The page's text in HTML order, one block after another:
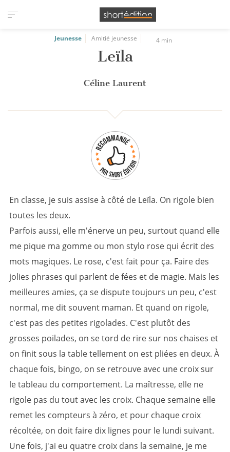
Panneau de gestion des cookies
Jeunesse Amitié jeunesse 4 min
Leïla
Céline Laurent
En classe, je suis assise à côté de Leïla. On rigole bien
toutes les deux.
Parfois aussi, elle m'énerve un peu, surtout quand elle
me pique ma gomme ou mon stylo rose qui écrit des
mots magiques. Le rose, c'est fait pour ça. Faire des
jolies phrases qui parlent de fées et de magie. Mais les
meilleures amies, ça se dispute toujours un peu, c'est
normal, me dit souvent maman. Et quand on rigole,
c'est pas des petites rigolades. C'est plutôt des
grosses poilades, on se tord de rire sur nos chaises et
on finit sous la table tellement on est pliées en deux. À
chaque fois, bingo, on se retrouve avec une croix sur
le tableau du comportement. La maîtresse, elle ne
rigole pas du tout avec les croix. Chaque semaine elle
remet les compteurs à zéro, et pour chaque croix
récoltée, on doit faire dix lignes pour le lundi suivant.
Une fois, j'ai eu quatre croix dans la semaine, je me